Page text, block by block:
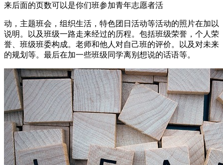
来后面的页数可以是你们班参加青年志愿者活
动，主题班会，组织生活，特色团日活动等活动的照片在加以
说明。以及班级一路走来经过的历程。包括班级荣誉，个人荣
誉、班级班委构成。老师和他人对自己班的评价。以及对未来
的规划等。最后在加一些班级同学离别想说的话语等。